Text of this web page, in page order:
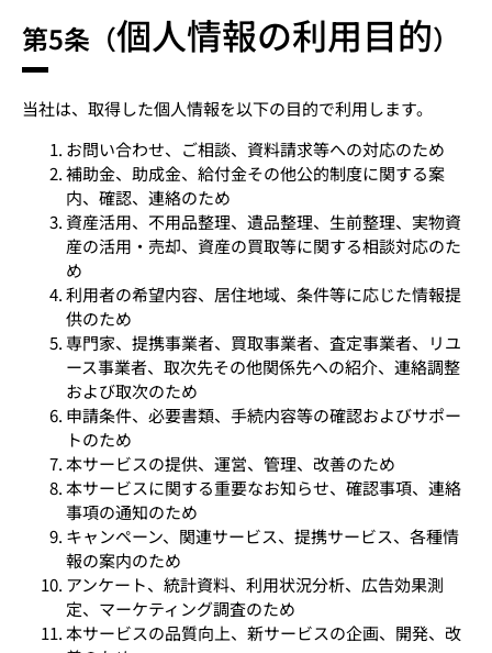
第5条（個人情報の利用目的）
当社は、取得した個人情報を以下の目的で利用します。
お問い合わせ、ご相談、資料請求等への対応のため
補助金、助成金、給付金その他公的制度に関する案
内、確認、連絡のため
資産活用、不用品整理、遺品整理、生前整理、実物資
産の活用・売却、資産の買取等に関する相談対応のた
め
利用者の希望内容、居住地域、条件等に応じた情報提
供のため
専門家、提携事業者、買取事業者、査定事業者、リユ
ース事業者、取次先その他関係先への紹介、連絡調整
および取次のため
申請条件、必要書類、手続内容等の確認およびサポー
トのため
本サービスの提供、運営、管理、改善のため
本サービスに関する重要なお知らせ、確認事項、連絡
事項の通知のため
キャンペーン、関連サービス、提携サービス、各種情
報の案内のため
アンケート、統計資料、利用状況分析、広告効果測
定、マーケティング調査のため
本サービスの品質向上、新サービスの企画、開発、改